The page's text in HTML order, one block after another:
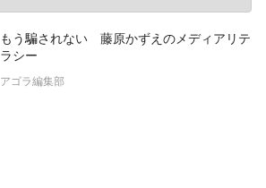
もう騙されない 藤原かずえのメディアリテ
ラシー
アゴラ編集部